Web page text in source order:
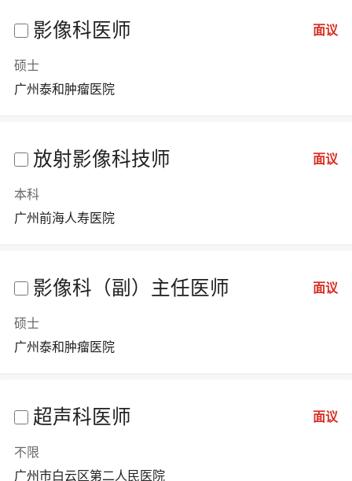
影像科医师 面议
硕士
广州泰和肿瘤医院
放射影像科技师 面议
本科
广州前海人寿医院
影像科（副）主任医师 面议
硕士
广州泰和肿瘤医院
超声科医师 面议
不限
广州市白云区第二人民医院